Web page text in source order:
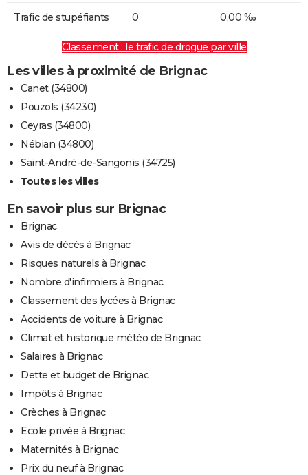
Trafic de stupéfiants 0 0,00 ‰
Classement : le trafic de drogue par ville
Les villes à proximité de Brignac
Canet (34800)
Pouzols (34230)
Ceyras (34800)
Nébian (34800)
Saint-André-de-Sangonis (34725)
Toutes les villes
En savoir plus sur Brignac
Brignac
Avis de décès à Brignac
Risques naturels à Brignac
Nombre d'infirmiers à Brignac
Classement des lycées à Brignac
Accidents de voiture à Brignac
Climat et historique météo de Brignac
Salaires à Brignac
Dette et budget de Brignac
Impôts à Brignac
Crèches à Brignac
Ecole privée à Brignac
Maternités à Brignac
Prix du neuf à Brignac